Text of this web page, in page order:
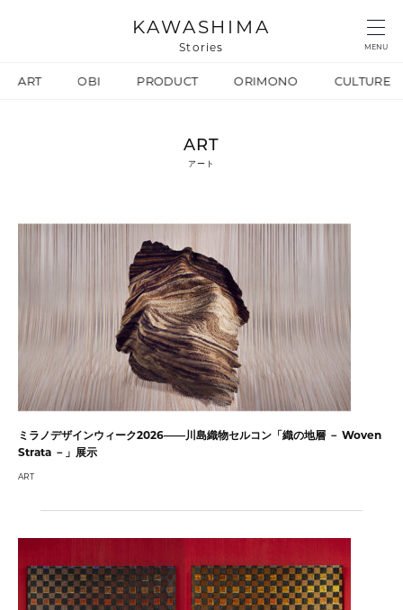
KAWASHIMA
Stories MENU
ART OBI PRODUCT ORIMONO CULTURE
ART
アート
ミラノデザインウィーク2026——川島織物セルコン「織の地層 － Woven
Strata －」展示
ART